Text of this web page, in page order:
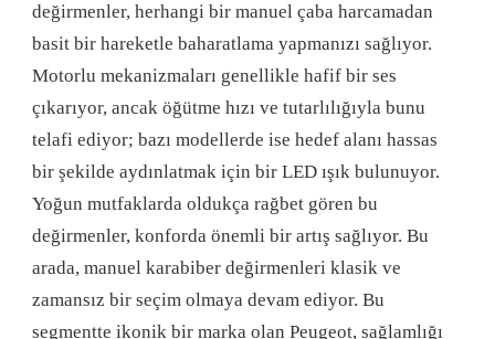
değirmenler, herhangi bir manuel çaba harcamadan
basit bir hareketle baharatlama yapmanızı sağlıyor.
Motorlu mekanizmaları genellikle hafif bir ses
çıkarıyor, ancak öğütme hızı ve tutarlılığıyla bunu
telafi ediyor; bazı modellerde ise hedef alanı hassas
bir şekilde aydınlatmak için bir LED ışık bulunuyor.
Yoğun mutfaklarda oldukça rağbet gören bu
değirmenler, konforda önemli bir artış sağlıyor. Bu
arada, manuel karabiber değirmenleri klasik ve
zamansız bir seçim olmaya devam ediyor. Bu
segmentte ikonik bir marka olan Peugeot, sağlamlığı